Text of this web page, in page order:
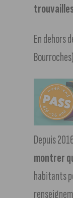
En dehors
Depuis
montrer
habitants